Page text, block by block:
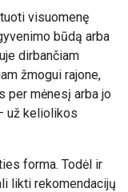
visuomenę
būdą arba
dirbančiam
žmogui rajone,
per mėnesį arba jo
už keliolikos
forma. Todėl ir
likti rekomendacijų